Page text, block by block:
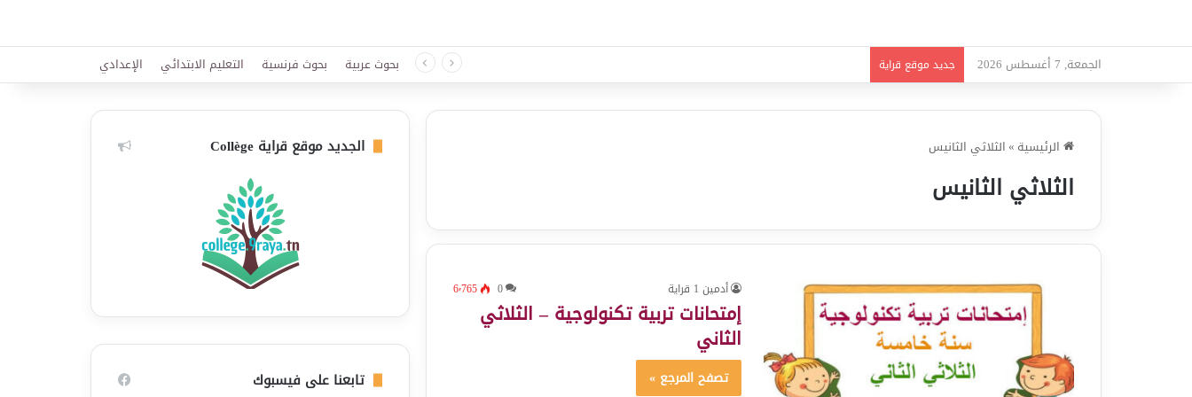
الجمعة, 7 أغسطس 2026 جديد موقع قراية بحوث عربية بحوث فرنسية التعليم الابتدائي الإعدادي
الرئيسية »الثلاثي الثانيس
الثلاثي الثانيس
أدمين 1 قراية 0 6٬765
إمتحانات تربية تكنولوجية – الثلاثي
الثاني
تصفح المرجع »
الجديد موقع قراية Collège
تابعنا على فيسبوك